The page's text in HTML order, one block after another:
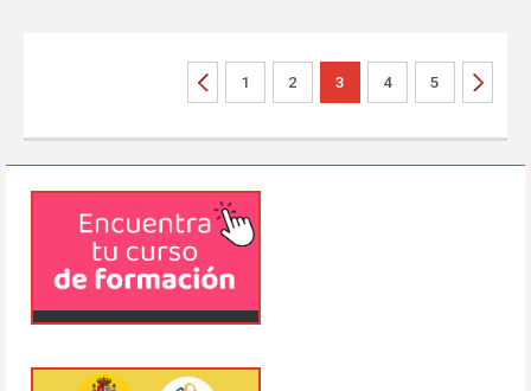
1 2 3 4 5